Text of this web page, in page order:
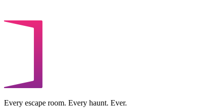
Every escape room. Every haunt. Ever.